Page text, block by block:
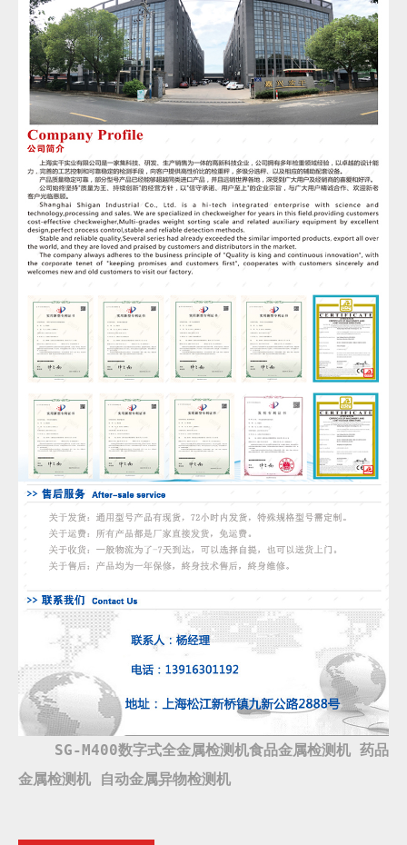
SG-M400数字式全金属检测机食品金属检测机 药品
金属检测机 自动金属异物检测机